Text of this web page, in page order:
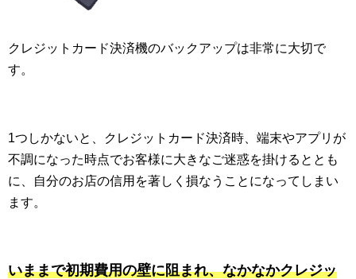
クレジットカード決済機のバックアップは非常に大切で
す。
1つしかないと、クレジットカード決済時、端末やアプリが
不調になった時点でお客様に大きなご迷惑を掛けるととも
に、自分のお店の信用を著しく損なうことになってしまい
ます。
いままで初期費用の壁に阻まれ、なかなかクレジッ